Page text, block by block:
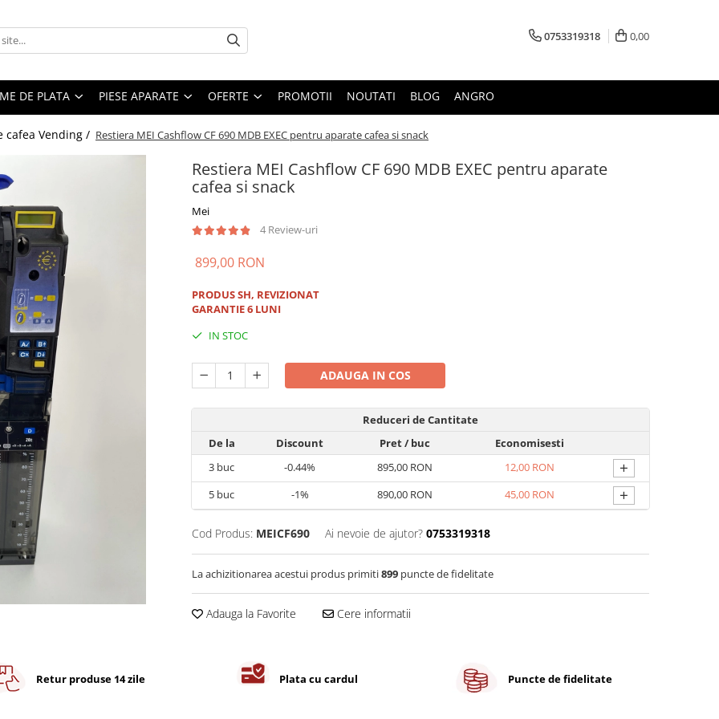
0753319318 0,00
DE PLATA PIESE APARATE OFERTE PROMOTII NOUTATI BLOG ANGRO
cafea Vending / Restiera MEI Cashflow CF 690 MDB EXEC pentru aparate cafea si snack
Restiera MEI Cashflow CF 690 MDB EXEC pentru aparate
cafea si snack
Mei
4 Review-uri
899,00 RON
PRODUS SH, REVIZIONAT
GARANTIE 6 LUNI
IN STOC
ADAUGA IN COS
Reduceri de Cantitate
De la
Discount Pret/ buc
Economisesti
3 buc -0.44% 895,00 RON 12,00 RON +
5 buc -1% 890,00 RON 45,00 RON +
Cod Produs: MEICF690 Ai nevoie de ajutor? 0753319318
La achizitionarea acestui produs primiti899 puncte de fidelitate
Adauga la Favorite Cere informatii
Retur produse 14 zile Plata cu cardul Puncte de fidelitate